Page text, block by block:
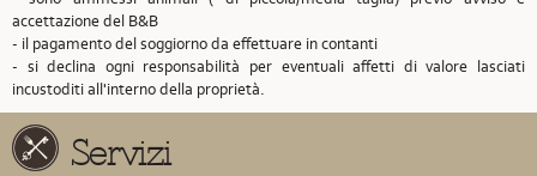
accettazione del B&B
- il pagamento del soggiorno da effettuare in contanti
- si declina ogni responsabilità per eventuali affetti di valore lasciati
incustoditi all'interno della proprietà.
Servizi